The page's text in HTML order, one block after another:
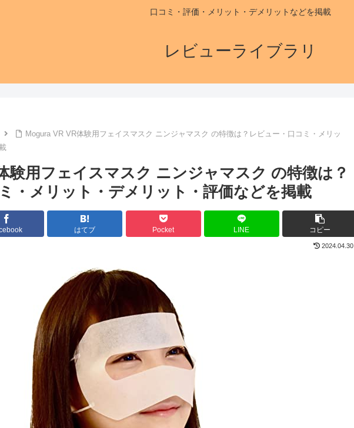
口コミ・評価・メリット・デメリットなどを掲載
レビューライブラリ
Mogura VR VR体験用フェイスマスク ニンジャマスク の特徴は？レビュー・口コミ・メリッ
験用フェイスマスク ニンジャマスク の特徴は？
・メリット・デメリット・評価などを掲載
はてブ Pocket LINE コピー
2024.04.30